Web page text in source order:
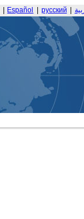
Español русский